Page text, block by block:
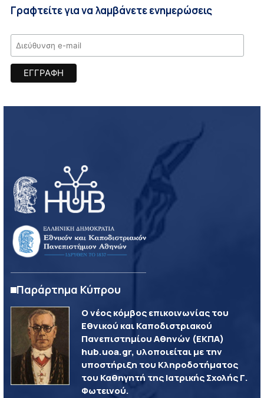
Γραφτείτε για να λαμβάνετε ενημερώσεις
Παράρτημα Κύπρου
Ο νέος κόμβος επικοινωνίας του
Εθνικού και Καποδιστριακού
Πανεπιστημίου Αθηνών (ΕΚΠΑ)
hub.uoa.gr, υλοποιείται με την
υποστήριξη του Κληροδοτήματος
του Καθηγητή της Ιατρικής Σχολής Γ.
Φωτεινού.